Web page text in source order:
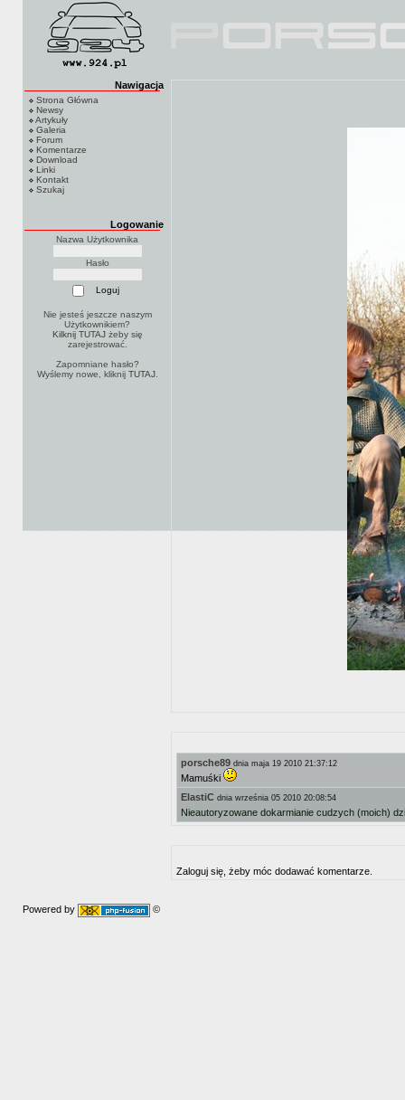
Nawigacja
Strona Główna
Newsy
Artykuły
Galeria
Forum
Komentarze
Download
Linki
Kontakt
Szukaj
Logowanie
Nazwa Użytkownika
Hasło
Nie jesteś jeszcze naszym
Użytkownikiem?
Kilknij TUTAJżeby się
zarejestrować.
Zapomniane hasło?
Wyślemy nowe, kliknij TUTAJ.
porsche89 dnia maja 19 2010 21:37:12
Mamuśki
ElastiC dnia września 05 2010 20:08:54
Nieautoryzowane dokarmianie cudzych (moich)
Zaloguj się, żeby móc dodawać komentarze.
Powered by ©